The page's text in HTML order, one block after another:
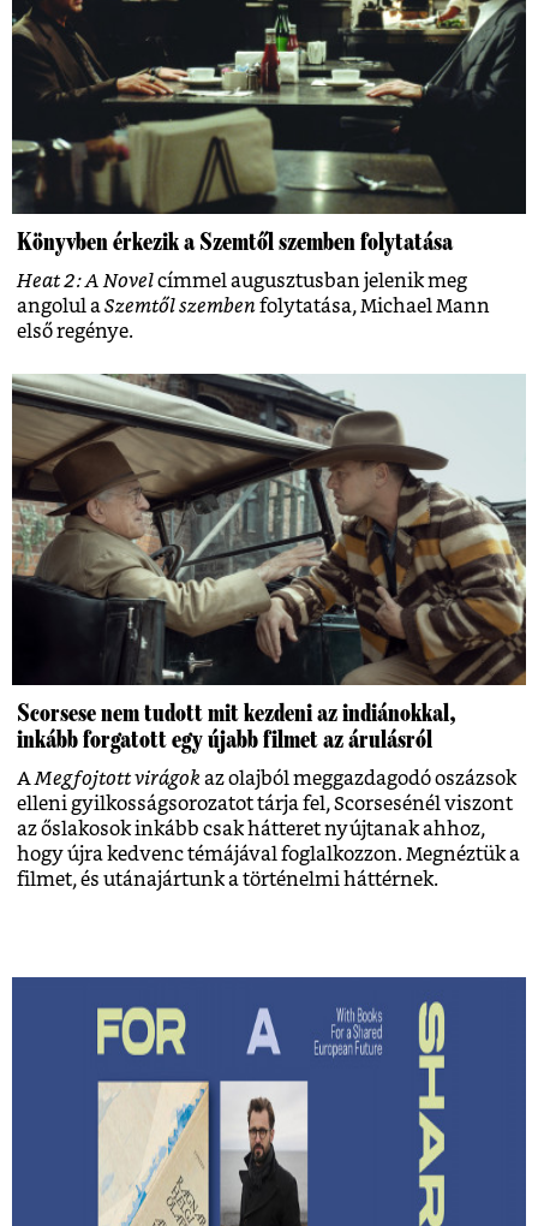
Könyvben érkezik a Szemtől szemben folytatása
Heat 2: A Novelcímmel augusztusban jelenik meg
angolul aSzemtől szembenfolytatása, Michael Mann
első regénye.
Scorsese nem tudott mit kezdeni az indiánokkal,
inkább forgatott egy újabb filmet az árulásról
A Megfojtott virágok az olajból meggazdagodó oszázsok
elleni gyilkosságsorozatot tárja fel, Scorsesénél viszont
az őslakosok inkább csak hátteret nyújtanak ahhoz,
hogy újra kedvenc témájával foglalkozzon. Megnéztük a
filmet, és utánajártunk a történelmi háttérnek.